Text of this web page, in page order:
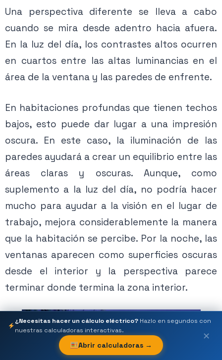
Una perspectiva diferente se lleva a cabo
cuando se mira desde adentro hacia afuera.
En la luz del día, los contrastes altos ocurren
en cuartos entre las altas luminancias en el
área de la ventana y las paredes de enfrente.
En habitaciones profundas que tienen techos
bajos, esto puede dar lugar a una impresión
oscura. En este caso, la iluminación de las
paredes ayudará a crear un equilibrio entre las
áreas claras y oscuras. Aunque, como
suplemento a la luz del día, no podría hacer
mucho para ayudar a la visión en el lugar de
trabajo, mejora considerablemente la manera
que la habitación se percibe. Por la noche, las
ventanas aparecen como superficies oscuras
desde el interior y la perspectiva parece
terminar donde termina la zona interior.
¿Necesitas hacer un cálculo eléctrico? Hazlo en segundos con
nuestras calculadoras interactivas.
Abrir calculadoras →
✕